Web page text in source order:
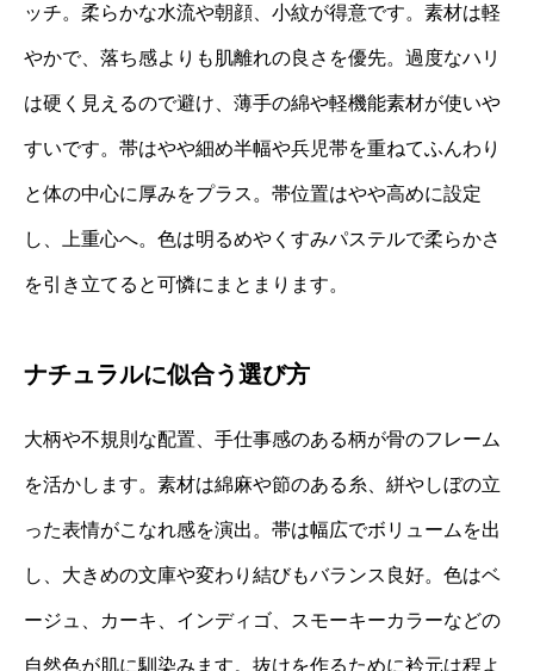
ッチ。柔らかな水流や朝顔、小紋が得意です。素材は軽
やかで、落ち感よりも肌離れの良さを優先。過度なハリ
は硬く見えるので避け、薄手の綿や軽機能素材が使いや
すいです。帯はやや細め半幅や兵児帯を重ねてふんわり
と体の中心に厚みをプラス。帯位置はやや高めに設定
し、上重心へ。色は明るめやくすみパステルで柔らかさ
を引き立てると可憐にまとまります。
ナチュラルに似合う選び方
大柄や不規則な配置、手仕事感のある柄が骨のフレーム
を活かします。素材は綿麻や節のある糸、絣やしぼの立
った表情がこなれ感を演出。帯は幅広でボリュームを出
し、大きめの文庫や変わり結びもバランス良好。色はベ
ージュ、カーキ、インディゴ、スモーキーカラーなどの
自然色が肌に馴染みます。抜けを作るために衿元は程よ